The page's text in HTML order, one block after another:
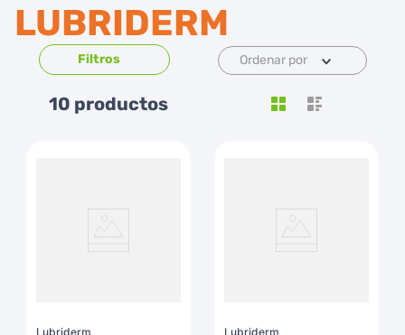
LUBRIDERM
Ordenar por
10 productos
Lubriderm Lubriderm